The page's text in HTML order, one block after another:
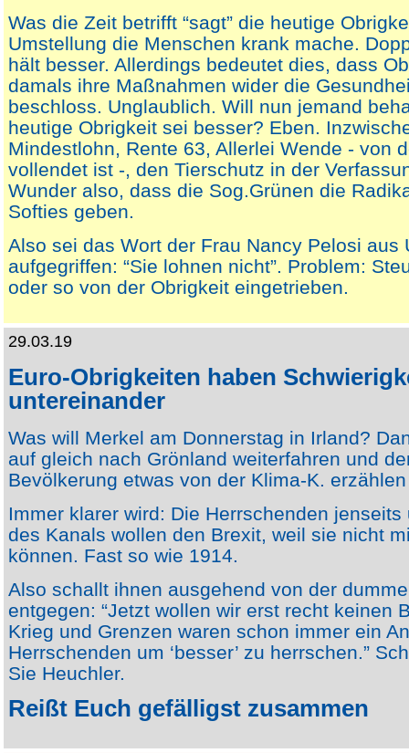
Was die Zeit betrifft “sagt” die heutige
Umstellung die Menschen krank mache.
hält besser. Allerdings bedeutet dies, dass
damals ihre Maßnahmen wider die
beschloss. Unglaublich. Will nun jemand
heutige Obrigkeit sei besser? Eben.
Mindestlohn, Rente 63, Allerlei Wende - von
vollendet ist -, den Tierschutz in der
Wunder also, dass die Sog.Grünen die
Softies geben.
Also sei das Wort der Frau Nancy Pelosi aus
aufgegriffen: “Sie lohnen nicht”. Problem:
oder so von der Obrigkeit eingetrieben.
29.03.19
Euro-Obrigkeiten haben
untereinander
Was will Merkel am Donnerstag in Irland?
auf gleich nach Grönland weiterfahren und
Bevölkerung etwas von der Klima-K.
Immer klarer wird: Die Herrschenden jenseits
des Kanals wollen den Brexit, weil sie nicht
können. Fast so wie 1914.
Also schallt ihnen ausgehend von der
entgegen: “Jetzt wollen wir erst recht keinen
Krieg und Grenzen waren schon immer ein
Herrschenden um ‘besser’ zu herrschen.”
Sie Heuchler.
Reißt Euch gefälligst zusammen